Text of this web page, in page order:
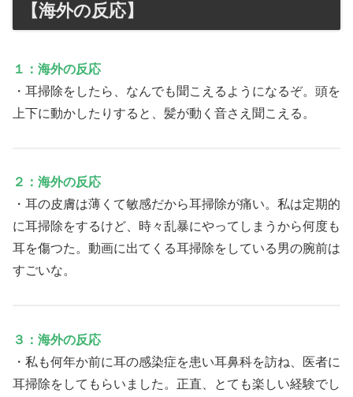
【海外の反応】
１：海外の反応
・耳掃除をしたら、なんでも聞こえるようになるぞ。頭を
上下に動かしたりすると、髪が動く音さえ聞こえる。
２：海外の反応
・耳の皮膚は薄くて敏感だから耳掃除が痛い。私は定期的
に耳掃除をするけど、時々乱暴にやってしまうから何度も
耳を傷つた。動画に出てくる耳掃除をしている男の腕前は
すごいな。
３：海外の反応
・私も何年か前に耳の感染症を患い耳鼻科を訪ね、医者に
耳掃除をしてもらいました。正直、とても楽しい経験でし